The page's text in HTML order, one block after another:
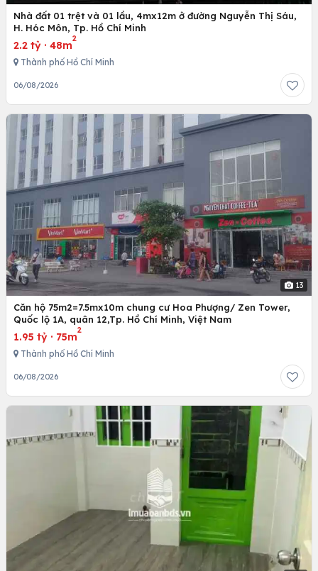
Nhà đất 01 trệt và 01 lầu, 4mx12m ở đường Nguyễn Thị Sáu,
H. Hóc Môn, Tp. Hồ Chí Minh
2.2 tỷ · 48m
2
Thành phố Hồ Chí Minh
06/08/2026
13
Căn hộ 75m2=7.5mx10m chung cư Hoa Phượng/ Zen Tower,
Quốc lộ 1A, quân 12,Tp. Hồ Chí Minh, Việt Nam
1.95 tỷ · 75m
2
Thành phố Hồ Chí Minh
06/08/2026